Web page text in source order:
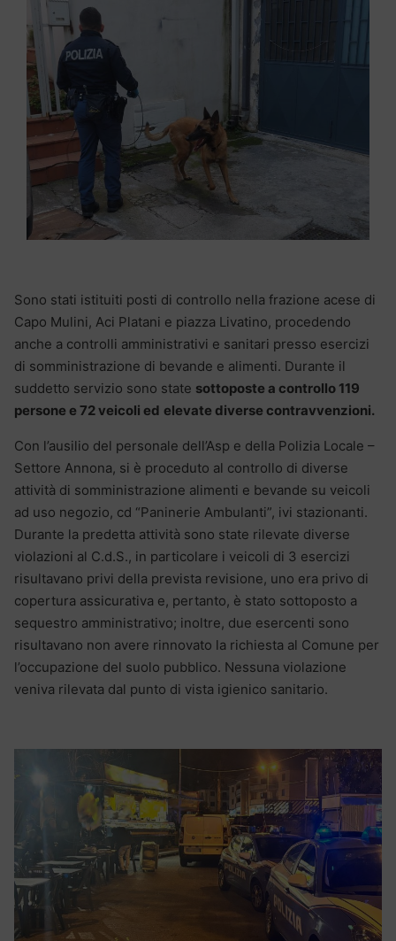
Sono stati istituiti posti di controllo nella frazione acese di
Capo Mulini, Aci Platani e piazza Livatino, procedendo
anche a controlli amministrativi e sanitari presso esercizi
di somministrazione di bevande e alimenti. Durante il
suddetto servizio sono state sottoposte a controllo 119
persone e 72 veicoli ed elevate diverse contravvenzioni.
Con l’ausilio del personale dell’Asp e della Polizia Locale –
Settore Annona, si è proceduto al controllo di diverse
attività di somministrazione alimenti e bevande su veicoli
ad uso negozio, cd “Paninerie Ambulanti”, ivi stazionanti.
Durante la predetta attività sono state rilevate diverse
violazioni al C.d.S., in particolare i veicoli di 3 esercizi
risultavano privi della prevista revisione, uno era privo di
copertura assicurativa e, pertanto, è stato sottoposto a
sequestro amministrativo; inoltre, due esercenti sono
risultavano non avere rinnovato la richiesta al Comune per
l’occupazione del suolo pubblico. Nessuna violazione
veniva rilevata dal punto di vista igienico sanitario.